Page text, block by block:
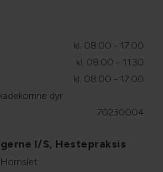
kl. 08.00 - 17.00
kl. 08.00 - 11.30
kl. 08.00 - 17.00
dyr
70230004
I/S, Hestepraksis